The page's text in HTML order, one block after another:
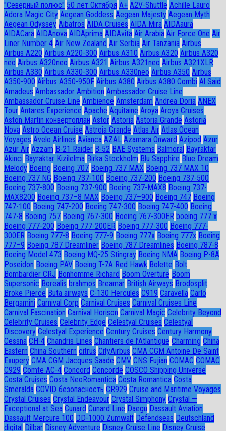
"Северный полюс" 50 лет Октября A+ A2V-Shuttle Achille Lauro
Adora Magic City Aegean Goddess Aegean Majesty Aegean Myth
Aegean Odyssey Aibatros AIDA Cruises AIDA Mira AIDAaura
AIDACara AIDAnova AIDAprima AIDAvita Air Arabia Air Force One Air
Liner Number 4 Air New Zealand Air Serbia Air Tanzania Airbus
Airbus A220 Airbus A220-300 Airbus A310 Airbus A320 Airbus A320
neo Airbus A320neo Airbus A321 Airbus A321neo Airbus A321XLR
Airbus A330 Airbus A330-300 Airbus A330neo Airbus A350 Airbus
A350-900 Airbus A350-950F Airbus A380 Airbus A380 Combi Al Said
Amadeus Ambassador Ambition Ambassador Cruise Line
Ambassador Сruise Line Ambience Amsterdam Andrea Doria ANEX
Tour Antares Experience Apache Aquitaine Aroya Aroya Cruises
Aston Martin конвертоплан Astor Astoria Astoria Grande Astoria
Nova Astro Ocean Cruise Astroia Grande Atlas Air Atlas Ocean
Voyages Avelo Airlines Avianca AZAL Azamara Onward Azipod Azur
Azur Air Azzam B-21 Raider B-52 BAE Systems Balmoral Bayraktar
Akinci Bayraktar Kizilelma Birka Stockholm Blu Sapphire Blue Dream
Melody Boeing Boeing 707 Boeing 737 MAX Boeing 737 MAX 10
Boeing 737 NG Boeing 737-100 Boeing 737-200 Boeing 737-500
Boeing 737-800 Boeing 737-900 Boeing 737-MAX8 Boeing 737-
MAX8200 Boeing 737–8 MAX Boeing 737–900 Boeing 747 Boeing
747-100 Boeing 747-200 Boeing 747-300 Boeing 747-400 Boeing
747-8 Boeing 757 Boeing 767-300 Boeing 767-300ER boeing 777 x
Boeing 777-200 Boeing 777-200ER Boeing 777-300 Boeing 777-
300ER Boeing 777-8 Boeing 777-9 Boeing 777x Boeing 777х Boeing
777–9 Boeing 787 Dreamliner Boeing 787 Dreamlines Boeing 787-8
Boeing Model 473 Boeing MQ-25 Stingray Boeing NMA Boeing P-8A
Poseidon Boeing PAV Boeing T-7A Red Hawk Bolette Bolt
Bombardier CRJ Bonhomme Richard Boom Overture Boom
Supersonic Borealis brahmos Breamar British Airways Brodosplit
Broke Pierce Buta airways C-130 Hercules C919 Caravella Carlo
Bergamini Carnival Corp Carnival Cruises Carnival Cruises Line
Carnival Fascination Carnival Horison Carnival Magic Celebrity Beyond
Celebrity Cruises Celebrity Edge Celestyal Cruises Celestyal
Discovery Celestyal Experience Century Cruises Century Harmony
Cessna CH-4 Chandris Lines Chantiers de l’Atlantique Charming China
Eastern China Southern citrus CityAirbus CMA CGM Antoine De Saint
Exupery CMA CGM Jacques Saade CMV CNS Fujian COMAC COMAC
C929 Comte AC-4 Concord Concorde COSCO Shipping Universe
Costa Cruises Costa NeoRomantica Costa Romantica Costa
Smeralda COVID безопасность CR929 Cruise and Maritime Voyages
Crystal Cruises Crystal Endeavour Crystal Simphony Crystal —
Exceptional at Sea Cunard Cunard Line Daegu Dassault Aviation
Dassault Mercure 100 DD-1000 Zumwalt Defendseas Deutschland
digital Dilbar Disney Adventure Disney Cruise Line Disney Cruise